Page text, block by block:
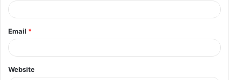
Email *
Website